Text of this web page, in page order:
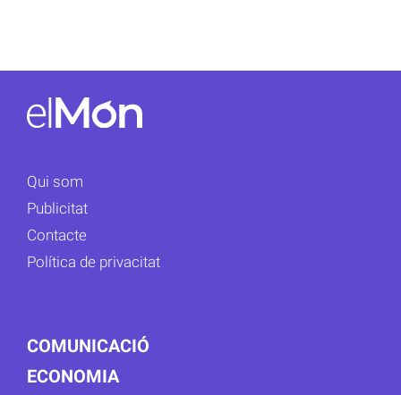
Qui som
Publicitat
Contacte
Política de privacitat
COMUNICACIÓ
ECONOMIA